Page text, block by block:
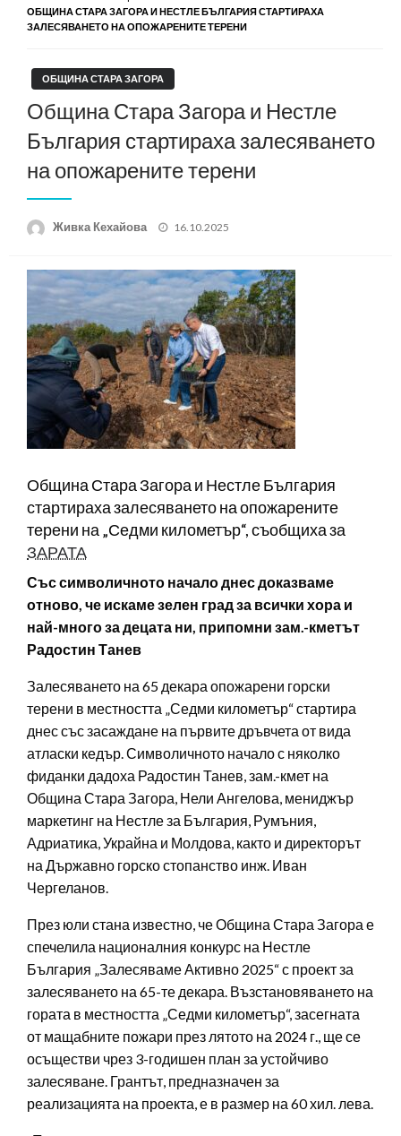
ОБЩИНА СТАРА ЗАГОРА И НЕСТЛЕ БЪЛГАРИЯ СТАРТИРАХА
ЗАЛЕСЯВАНЕТО НА ОПОЖАРЕНИТЕ ТЕРЕНИ
ОБЩИНА СТАРА ЗАГОРА
Община Стара Загора и Нестле
България стартираха залесяването
на опожарените терени
Живка Кехайова
Posted
16.10.2025
Община Стара Загора и Нестле България
стартираха залесяването на опожарените
терени на „Седми километър“, съобщиха за
ЗАРАТА
Със символичното начало днес доказваме
отново, че искаме зелен град за всички хора и
най-много за децата ни, припомни зам.-кметът
Радостин Танев
Залесяването на 65 декара опожарени горски
терени в местността „Седми километър“ стартира
днес със засаждане на първите дръвчета от вида
атласки кедър. Символичното начало с няколко
фиданки дадоха Радостин Танев, зам.-кмет на
Община Стара Загора, Нели Ангелова, мениджър
маркетинг на Нестле за България, Румъния,
Адриатика, Украйна и Молдова, както и директорът
на Държавно горско стопанство инж. Иван
Чергеланов.
През юли стана известно, че Община Стара Загора е
спечелила националния конкурс на Нестле
България „Залесяваме Активно 2025“ с проект за
залесяването на 65-те декара. Възстановяването на
гората в местността „Седми километър“, засегната
от мащабните пожари през лятото на 2024 г., ще се
осъществи чрез 3-годишен план за устойчиво
залесяване. Грантът, предназначен за
реализацията на проекта, е в размер на 60 хил. лева.